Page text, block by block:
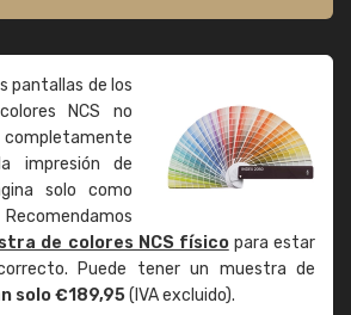
pantallas de los
NCS no
impresión de
solo como
de colores NCS físicopara estar
Puede tener un muestra de
solo €189,95(IVA excluido).